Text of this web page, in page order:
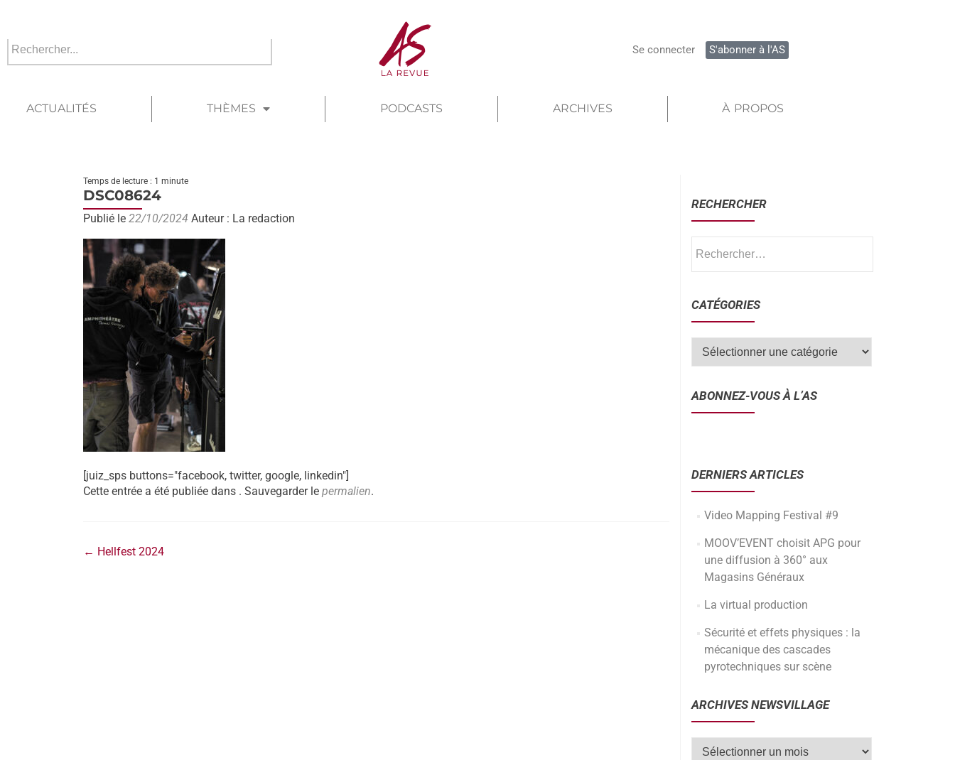
Se connecter S'abonner à l'AS
ACTUALITÉS THÈMES PODCASTS ARCHIVES À PROPOS
Temps de lecture : 1 minute
DSC08624
Publié le 22/10/2024 Auteur : La redaction
[juiz_sps buttons="facebook, twitter, google, linkedin"]
Cette entrée a été publiée dans . Sauvegarder le permalien.
← Hellfest 2024
RECHERCHER
CATÉGORIES
ABONNEZ-VOUS À L’AS
DERNIERS ARTICLES
Video Mapping Festival #9
MOOV’EVENT choisit APG pour
une diffusion à 360° aux
Magasins Généraux
La virtual production
Sécurité et effets physiques : la
mécanique des cascades
pyrotechniques sur scène
ARCHIVES NEWSVILLAGE